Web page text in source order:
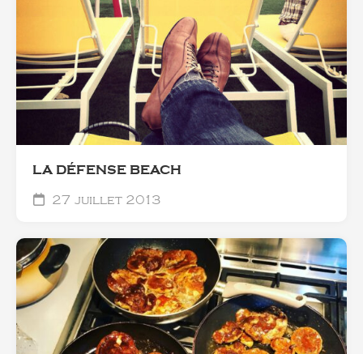
LA DÉFENSE BEACH
27 juillet 2013